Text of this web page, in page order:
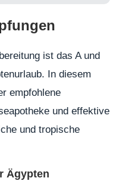
ist das A und
In diesem
empfohlene
und effektive
und tropische
Ägypten